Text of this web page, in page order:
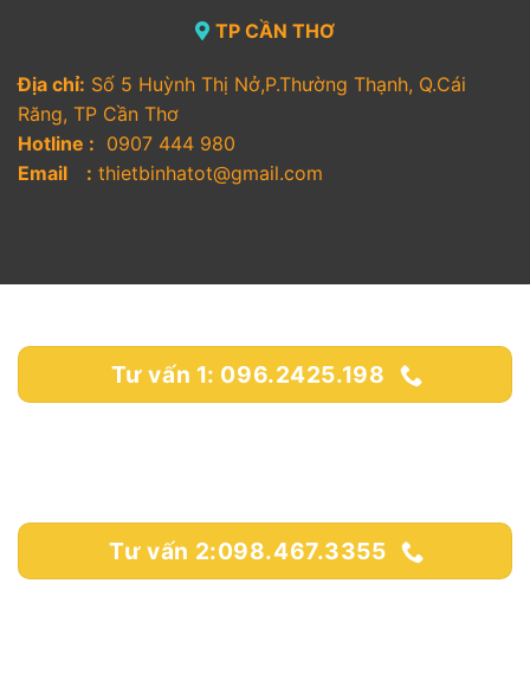
TP CẦN THƠ
Địa chỉ: Số 5 Huỳnh Thị Nở,P.Thường Thạnh, Q.Cái
Răng, TP Cần Thơ
Hotline : 0907 444 980
Email : thietbinhatot@gmail.com
Tư vấn 1: 096.2425.198
Tư vấn 2:098.467.3355